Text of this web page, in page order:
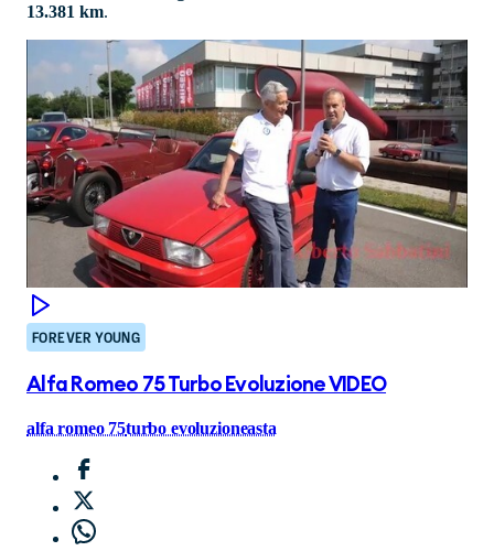
13.381 km.
FOREVER YOUNG
Alfa Romeo 75 Turbo Evoluzione VIDEO
alfa romeo 75turbo evoluzioneasta